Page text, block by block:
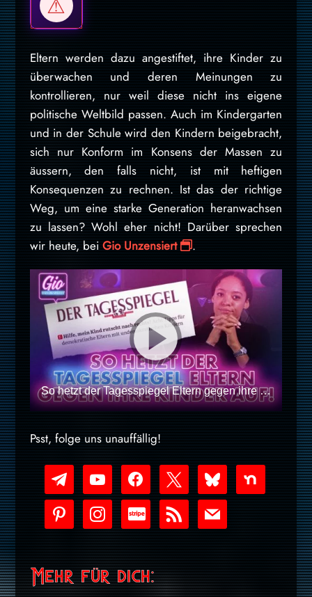
Eltern werden dazu angestiftet, ihre Kinder zu
überwachen und deren Meinungen zu
kontrollieren, nur weil diese nicht ins eigene
politische Weltbild passen. Auch im Kindergarten
und in der Schule wird den Kindern beigebracht,
sich nur Konform im Konsens der Massen zu
äussern, den falls nicht, ist mit heftigen
Konsequenzen zu rechnen. Ist das der richtige
Weg, um eine starke Generation heranwachsen
zu lassen? Wohl eher nicht! Darüber sprechen
wir heute, bei Gio Unzensiert .
So hetzt der Tagesspiegel Eltern gegen ihre Kinder auf!
Psst, folge uns unauffällig!
telegram
youtube-
play
facebook bluesky nextdoor
pinterest instagramcc-
stripe
rss mail
Mehr für dich: